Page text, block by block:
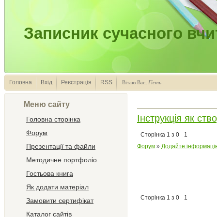
Записник сучасного
Головна Вхід Реєстрація RSS Вітаю Вас Гість
Меню сайту
Головна сторінка
Форум
Презентації та файли
Методичне портфоліо
Гостьова книга
Як додати матеріал
Замовити сертифікат
Каталог сайтів
Інструкція як
Сторінка 1 з 0
1
Форум » Додайте
Сторінка 1 з 0 1